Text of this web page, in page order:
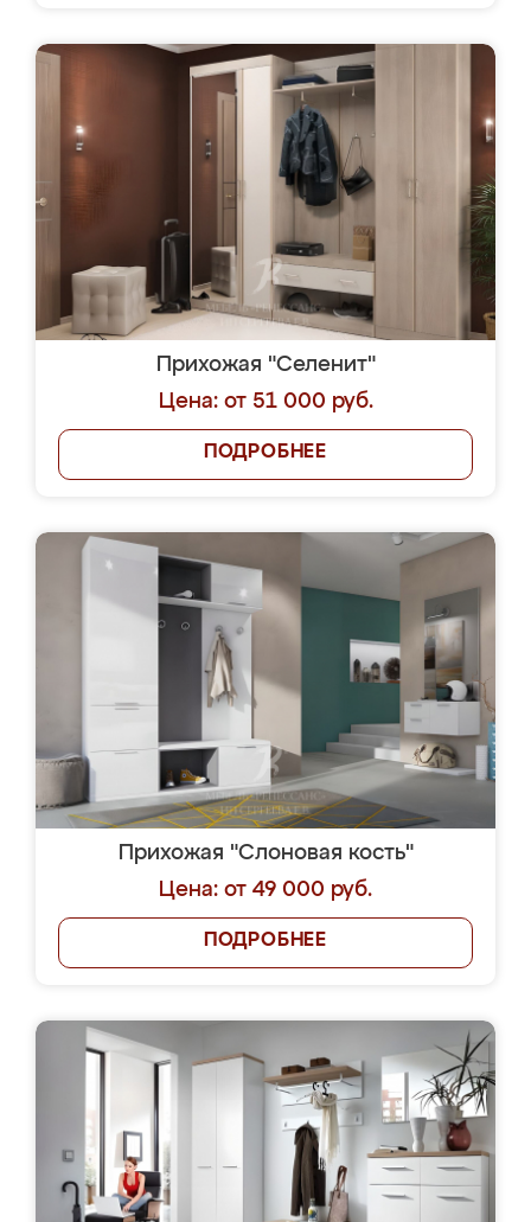
Прихожая "Селенит"
Цена: от 51 000 руб.
ПОДРОБНЕЕ
Прихожая "Слоновая кость"
Цена: от 49 000 руб.
ПОДРОБНЕЕ